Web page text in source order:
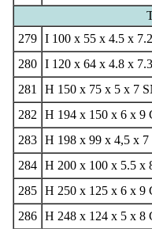
279 I 100 x 55 x 4.5 x
280 I 120 x 64 x 4.8 x
281
H 150 x 75 x 5 x 7
282
H 194 x 150 x 6 x 9
283 H 198 x 99 x 4,5 x 7
284 H 200 x 100 x 5.5 x
285 H 250 x 125 x 6 x 9
286 H 248 x 124 x 5 x 8